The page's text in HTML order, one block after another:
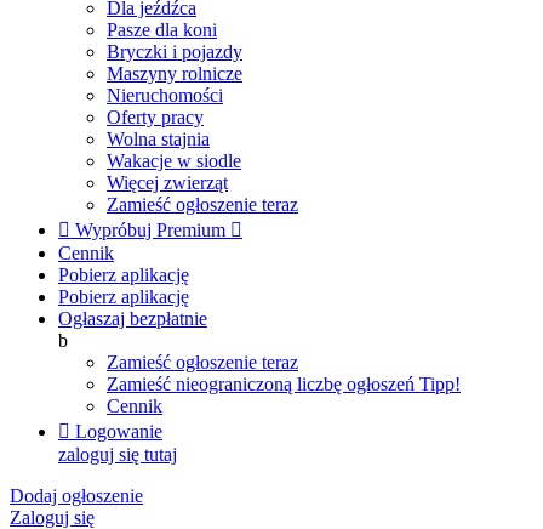
Dla jeźdźca
Pasze dla koni
Bryczki i pojazdy
Maszyny rolnicze
Nieruchomości
Oferty pracy
Wolna stajnia
Wakacje w siodle
Więcej zwierząt
Zamieść ogłoszenie teraz
 Wypróbuj Premium 
Cennik
Pobierz aplikację
Pobierz aplikację
Ogłaszaj bezpłatnie
b
Zamieść ogłoszenie teraz
Zamieść nieograniczoną liczbę ogłoszeń Tipp!
Cennik
 Logowanie
zaloguj się tutaj
Dodaj ogłoszenie
Zaloguj się